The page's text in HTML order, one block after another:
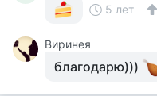
5 лет
Виринея
благодарю)))